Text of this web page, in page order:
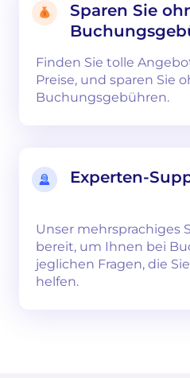
Sparen Sie
Finden Sie tolle
Preise, und sparen Sie
Buchungsgebühren.
Experten-
Unser mehrsprachiges
bereit, um Ihnen bei
jeglichen Fragen, die
helfen.